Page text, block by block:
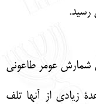
رسيد.
شمارش عومر طاعوني
زيادي از آنها تلف